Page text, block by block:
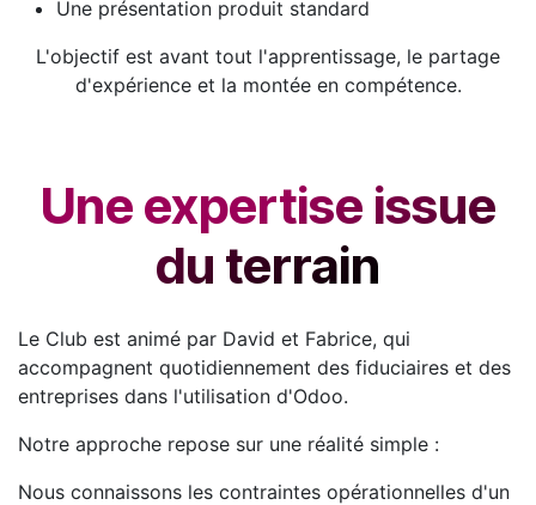
Une présentation produit standard
L'objectif est avant tout l'apprentissage, le partage
d'expérience et la montée en compétence.
Une expertise issue
du terrain
Le Club est animé par David et Fabrice, qui
accompagnent quotidiennement des fiduciaires et des
entreprises dans l'utilisation d'Odoo.
Notre approche repose sur une réalité simple :
Nous connaissons les contraintes opérationnelles d'un